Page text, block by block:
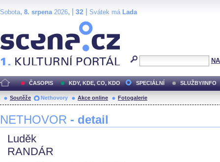
Sobota, 8. srpena2026, | 32 Svátek má Lada
ČASOPIS KDY, KDE, CO, KDO SPECIÁLNÍ SLUŽBY/INFO
Soutěže Nethovory Akce online Fotogalerie
NETHOVOR - detail
Luděk
RANDÁR